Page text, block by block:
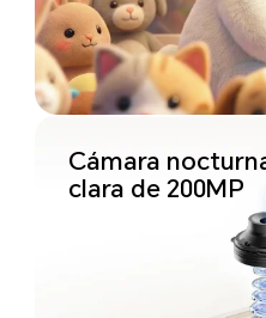
Cámara
clara de 200MP